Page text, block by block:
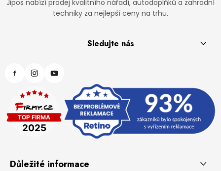
Jipos nabízí prodej kvalitního nářadí, autodoplňků a zahradní
techniky za nejlepší ceny na trhu.
Sledujte nás
Důležité informace